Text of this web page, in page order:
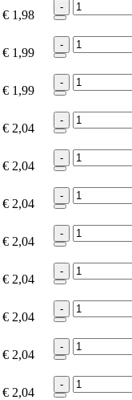
€ 1,98
-
€ 1,99
-
€ 1,99
-
€ 2,04
-
€ 2,04
-
€ 2,04
-
€ 2,04
-
€ 2,04
-
€ 2,04
-
€ 2,04
-
€ 2,04
-